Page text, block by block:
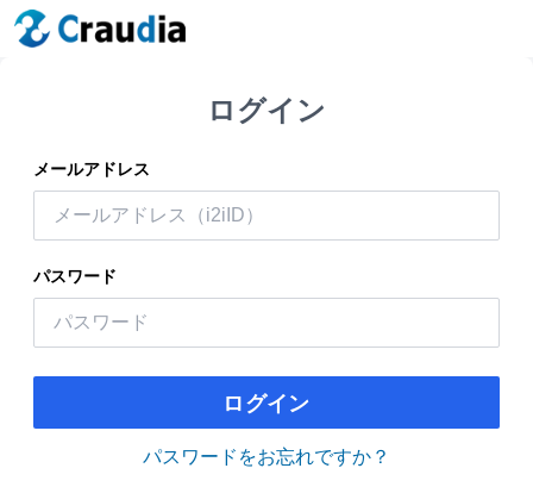
ログイン
メールアドレス
パスワード
ログイン
パスワードをお忘れですか？